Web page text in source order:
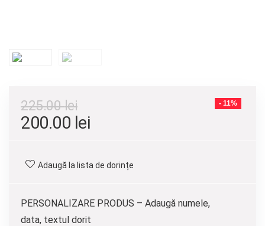
- 11%
225.00lei
Prețul
a
fost:
200.00 lei
200.00 lei.
Adaugă la lista de dorințe
PERSONALIZARE PRODUS – Adaugă numele,
data, textul dorit